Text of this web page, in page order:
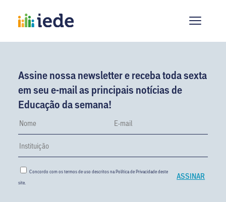
Assine nossa newsletter e receba toda sexta
em seu e-mail as principais notícias de
Educação da semana!
Concordo com os termos de uso descritos naPolítica de Privacidadedeste
site.